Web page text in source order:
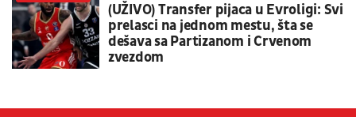
(UŽIVO) Transfer pijaca u Evroligi: Svi
prelasci na jednom mestu, šta se
dešava sa Partizanom i Crvenom
zvezdom